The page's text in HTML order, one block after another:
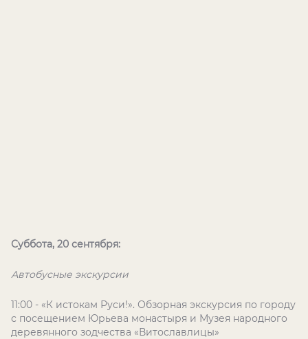
Суббота, 20 сентября:
Автобусные экскурсии
11:00 - «К истокам Руси!». Обзорная экскурсия по городу
с посещением Юрьева монастыря и Музея народного
деревянного зодчества «Витославлицы»